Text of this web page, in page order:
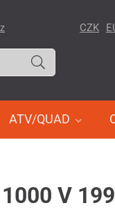
ATV/QUAD
CZK
V